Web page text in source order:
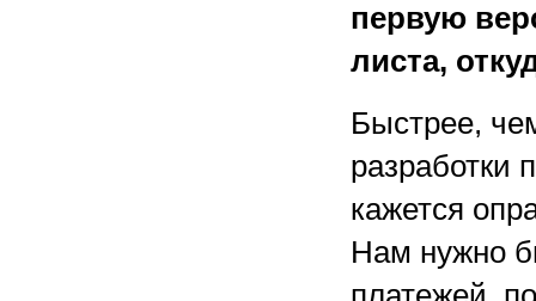
первую
листа,
Быстрее,
разработки
кажется
Нам нужно